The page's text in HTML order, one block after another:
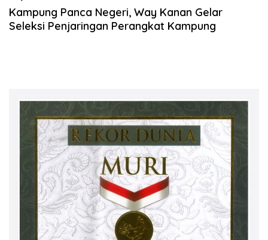
Kampung Panca Negeri, Way Kanan Gelar
Seleksi Penjaringan Perangkat Kampung